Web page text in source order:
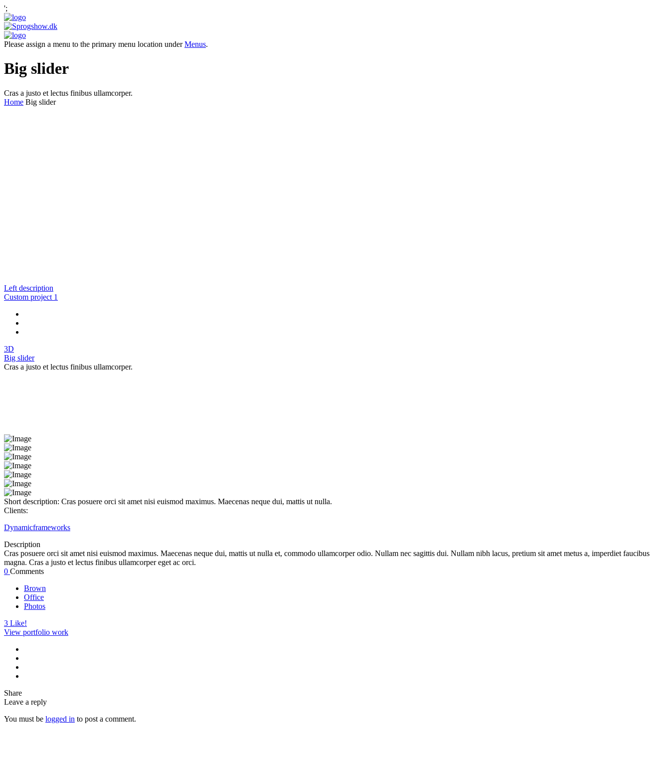
';
Please assign a menu to the primary menu location underMenus.
Big slider
Cras a justo et lectus finibus ullamcorper.
Home Big slider
Left description
Custom project 1
3D
Big slider
Cras a justo et lectus finibus ullamcorper.
Short description: Cras posuere orci sit amet nisi euismod maximus. Maecenas neque dui, mattis ut nulla.
Clients:
Dynamicframeworks
Description
Cras posuere orci sit amet nisi euismod maximus. Maecenas neque dui, mattis ut nulla et, commodo ullamcorper odio. Nullam nec sagittis dui. Nullam nibh lacus, pretium sit amet metus a, imperdiet faucibus
magna. Cras a justo et lectus finibus ullamcorper eget ac orci.
0 Comments
Brown
Office
Photos
3 Like!
View portfolio work
Share
Leave a reply
You must be logged in to post a comment.